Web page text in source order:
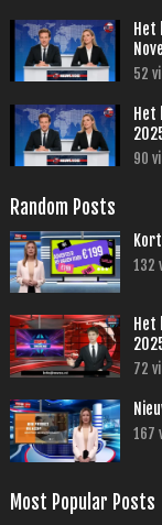
Het
52
Het
90
Random Posts
132
Het
72
167
Most Popular Posts